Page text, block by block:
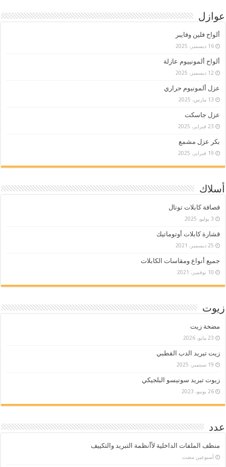
عوازل
ألواح فلين وفايبر
16 ديسمبر، 2025
ألواح ألمونييوم عازلة
12 ديسمبر، 2025
عزل ألمونيوم حراري
13 مارس، 2025
عزل جاسكت
23 فبراير، 2025
بكر عزل مشمع
19 فبراير، 2025
أسلاك
قصافة كابلات توتال
3 يوليو، 2025
قشارة كابلات أوتوماتيك
25 ديسمبر، 2021
جميع أنواع ومقاسات الكابلات
10 نوفمبر، 2021
زيوت
مضخة زيت
23 مايو، 2026
زيت تبريد الدب القطبي
19 سبتمبر، 2025
زيوت تبريد سونيسو البلجيكي
26 يونيو، 2023
عدد
منظف الملفات الداخلية لأأنظمة التبريد والتكييف
‏أسبوعين مضت